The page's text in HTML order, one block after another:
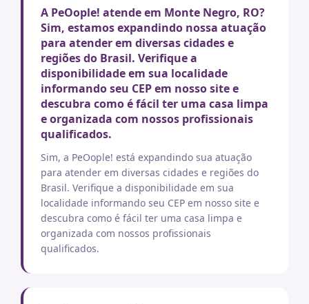
A PeOople! atende em Monte Negro, RO?
Sim, estamos expandindo nossa atuação
para atender em diversas cidades e
regiões do Brasil. Verifique a
disponibilidade em sua localidade
informando seu CEP em nosso site e
descubra como é fácil ter uma casa limpa
e organizada com nossos profissionais
qualificados.
Sim, a PeOople! está expandindo sua atuação
para atender em diversas cidades e regiões do
Brasil. Verifique a disponibilidade em sua
localidade informando seu CEP em nosso site e
descubra como é fácil ter uma casa limpa e
organizada com nossos profissionais
qualificados.